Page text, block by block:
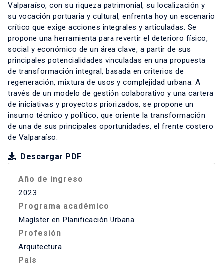
Valparaíso, con su riqueza patrimonial, su localización y
su vocación portuaria y cultural, enfrenta hoy un escenario
crítico que exige acciones integrales y articuladas. Se
propone una herramienta para revertir el deterioro físico,
social y económico de un área clave, a partir de sus
principales potencialidades vinculadas en una propuesta
de transformación integral, basada en criterios de
regeneración, mixtura de usos y complejidad urbana. A
través de un modelo de gestión colaborativo y una cartera
de iniciativas y proyectos priorizados, se propone un
insumo técnico y político, que oriente la transformación
de una de sus principales oportunidades, el frente costero
de Valparaíso.
Descargar PDF
Año de ingreso
2023
Programa académico
Magíster en Planificación Urbana
Profesión
Arquitectura
País